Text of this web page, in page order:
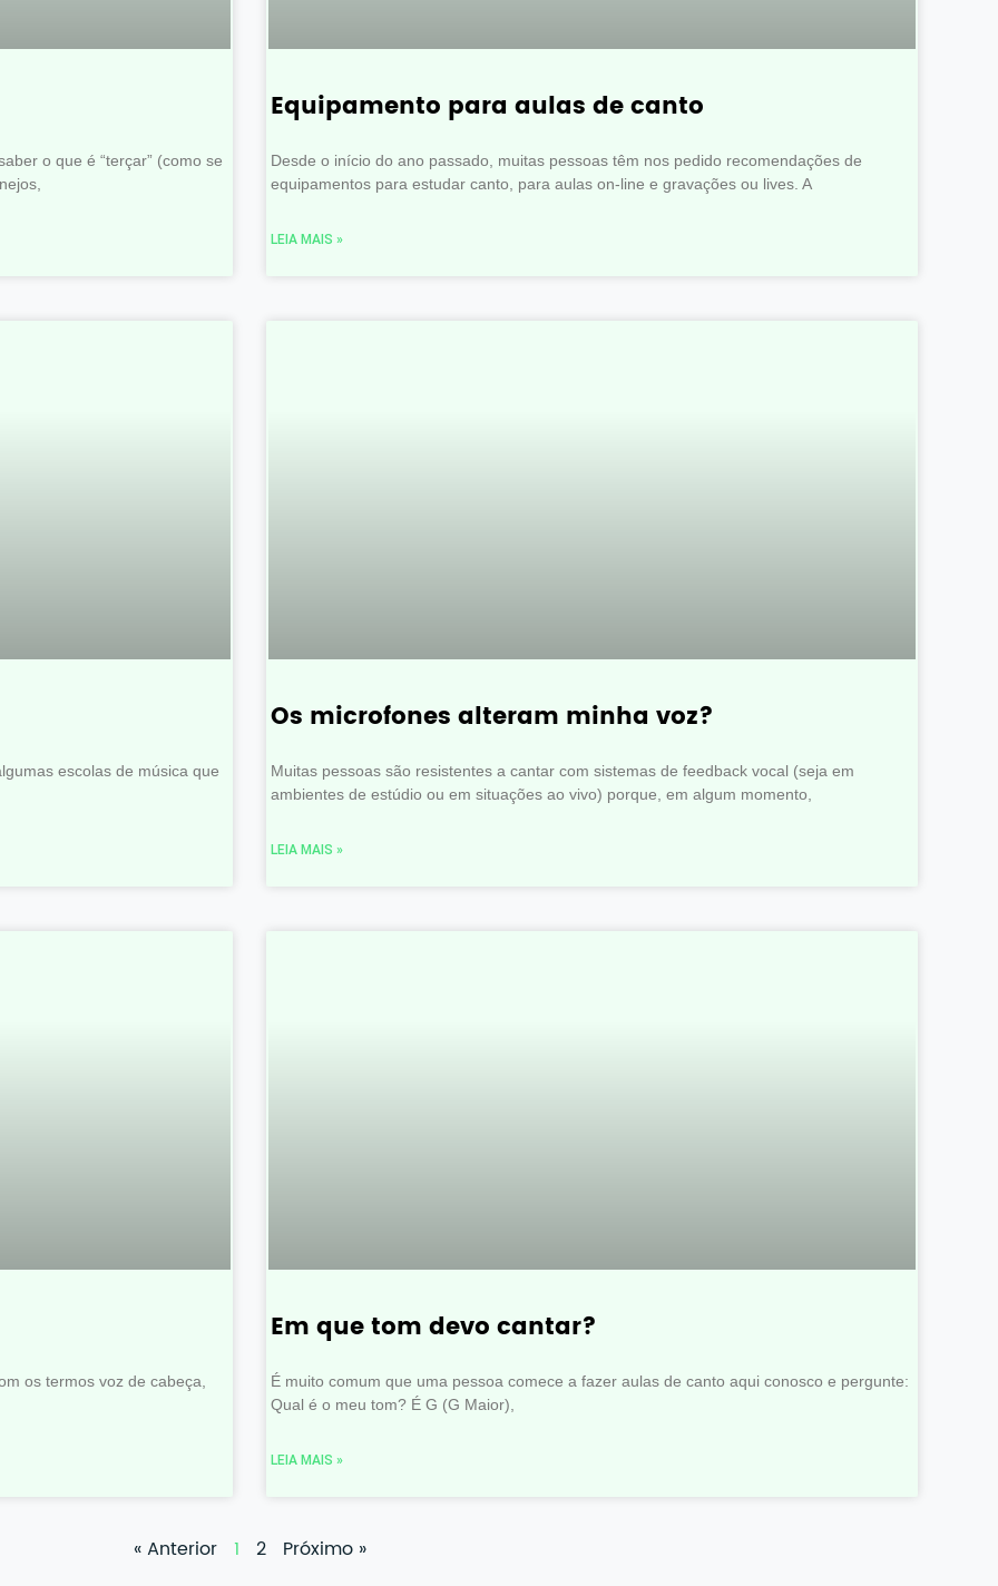
o que é “terçar” (como se
Equipamento para aulas de canto
Desde o início do ano passado, muitas pessoas têm nos pedido recomendações de
equipamentos para estudar canto, para aulas on-line e gravações ou lives. A
LEIA MAIS »
escolas de música que
Os microfones alteram minha voz?
Muitas pessoas são resistentes a cantar com sistemas de feedback vocal (seja em
ambientes de estúdio ou em situações ao vivo) porque, em algum momento,
LEIA MAIS »
os termos voz de cabeça,
Em que tom devo cantar?
É muito comum que uma pessoa comece a fazer aulas de canto aqui conosco e pergunte:
Qual é o meu tom? É G (G Maior),
LEIA MAIS »
« Anterior 1 2 Próximo »